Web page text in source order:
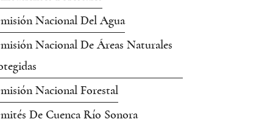
Nacional Del Agua
Nacional De Áreas Naturales
Nacional Forestal
De Cuenca Río Sonora